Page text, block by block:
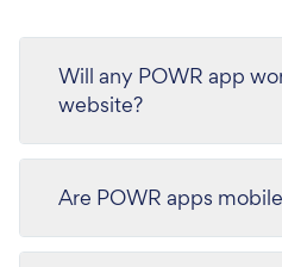
Will any POWR app
website?
Are POWR apps